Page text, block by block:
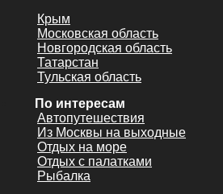
Крым
Московская область
Новгородская область
Татарстан
Тульская область
По интересам
Автопутешествия
Из Москвы на выходные
Отдых на море
Отдых с палатками
Рыбалка